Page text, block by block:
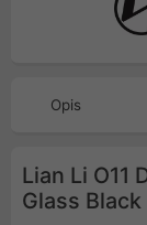
Opis
Lian Li O11
Glass Black